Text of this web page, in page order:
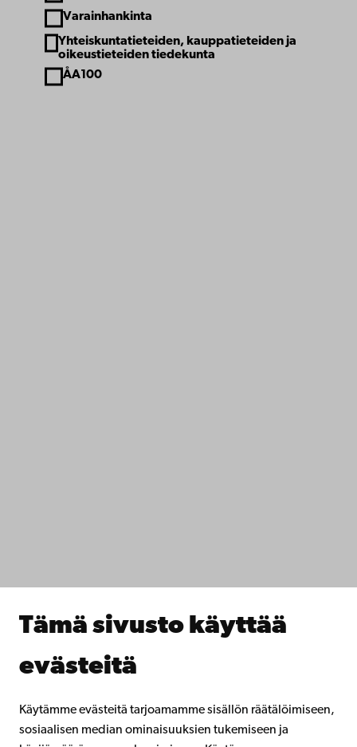
Tämä sivusto käyttää
evästeitä
Käytämme evästeitä tarjoamamme sisällön räätälöimiseen,
sosiaalisen median ominaisuuksien tukemiseen ja
Varainhankinta
Yhteiskuntatieteiden, kauppatieteiden ja
oikeustieteiden tiedekunta
ÅA100
Åbo Akademin kirjasto
Lahjoita Åbo Akademille
Åbo Akademista